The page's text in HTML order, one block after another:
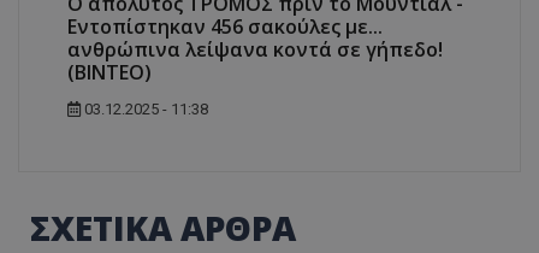
Εντοπίστηκαν 456 σακούλες με...
ανθρώπινα λείψανα κοντά σε γήπεδο!
(ΒΙΝΤΕΟ)
03.12.2025 - 11:38
ΣΧΕΤΙΚΑ ΑΡΘΡΑ